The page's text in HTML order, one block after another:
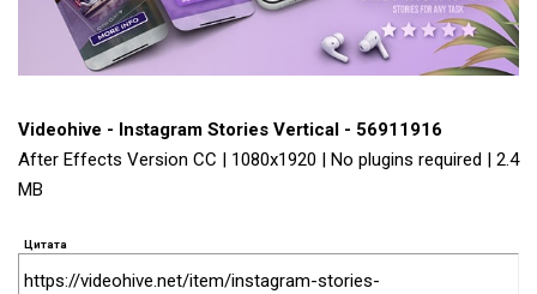
Videohive - Instagram Stories Vertical - 56911916
After Effects Version CC | 1080x1920 | No plugins required | 2.4
MB
Цитата
https://videohive.net/item/instagram-stories-